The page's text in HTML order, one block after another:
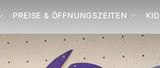
PREISE & ÖFFNUNGSZEITEN
PREISE & ÖFFNUNGSZEITEN
GUTSCHEINE
BISTRO